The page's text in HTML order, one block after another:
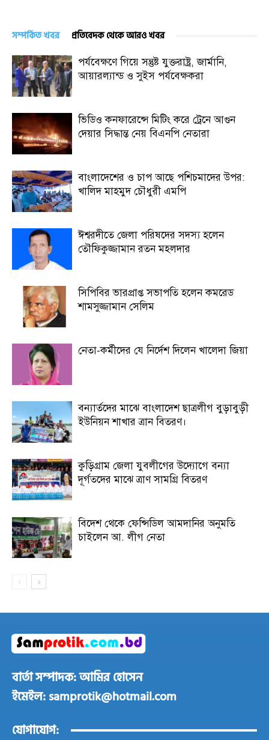
সম্পর্কিত খবর প্রতিবেদক থেকে আরও খবর
পর্যবেক্ষণে গিয়ে সন্তুষ্ট যুক্তরাষ্ট্র, জার্মানি,
আয়ারল্যান্ড ও সুইস পর্যবেক্ষকরা
ভিডিও কনফারেন্সে মিটিং করে ট্রেনে আগুন
দেয়ার সিদ্ধান্ত নেয় বিএনপি নেতারা
বাংলাদেশের ও চাপ আছে পশিচমাদের উপর:
খালিদ মাহমুদ চৌধুরী এমপি
ঈশ্বরদীতে জেলা পরিষদের সদস্য হলেন
তৌফিকুজ্জামান রতন মহলদার
সিপিবির ভারপ্রাপ্ত সভাপতি হলেন কমরেড
শামসুজ্জামান সেলিম
নেতা-কর্মীদের যে নির্দেশ দিলেন খালেদা জিয়া
বন্যার্তদের মাঝে বাংলাদেশ ছাত্রলীগ বুড়াবুড়ী
ইউনিয়ন শাখার ত্রান বিতরণ।
কুড়িগ্রাম জেলা যুবলীগের উদ্যোগে বন্যা
দূর্গতদের মাঝে ত্রাণ সামগ্রি বিতরণ
বিদেশ থেকে ফেন্সিডিল আমদানির অনুমতি
চাইলেন আ. লীগ নেতা
বার্তা সম্পাদক: আমির হোসেন
ইমেইল: samprotik@hotmail.com
যোগাযোগ: